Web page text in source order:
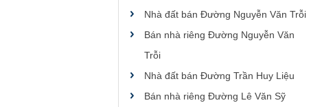
Nhà đất bán Đường Nguyễn Văn Trỗi
Bán nhà riêng Đường Nguyễn Văn
Trỗi
Nhà đất bán Đường Trần Huy Liệu
Bán nhà riêng Đường Lê Văn Sỹ